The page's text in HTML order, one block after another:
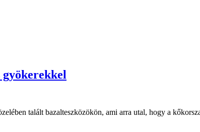
talált bazalteszközökön, ami arra utal, hogy a